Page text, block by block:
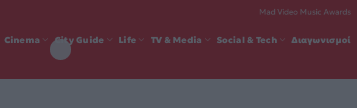
Mad Video Music Awards
Cinema City Guide Life TV & Media Social & Tech Διαγωνισμοί